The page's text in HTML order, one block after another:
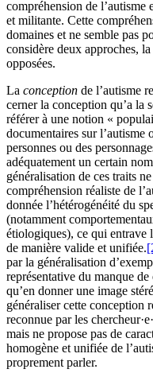
compréhension de l’autisme
et militante. Cette
domaines et ne semble pas
considère deux approches,
opposées.
La conception de l’autisme
cerner la conception qu’a la
référer à une notion «
documentaires sur l’autisme
personnes ou des
adéquatement un certain
généralisation de ces traits
compréhension réaliste de
donnée l’hétérogénéité du
(notamment
étiologiques), ce qui entrave
de manière valide et unifiée.
par la généralisation
représentative du manque de
qu’en donner une image
généraliser cette conception
reconnue par les
mais ne propose pas de
homogène et unifiée de
proprement parler.